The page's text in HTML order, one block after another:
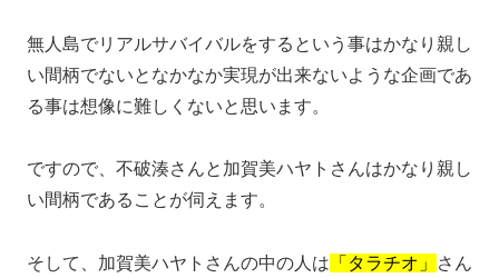
無人島でリアルサバイバルをするという事はかなり親し
い間柄でないとなかなか実現が出来ないような企画であ
る事は想像に難しくないと思います。
ですので、不破湊さんと加賀美ハヤトさんはかなり親し
い間柄であることが伺えます。
そして、加賀美ハヤトさんの中の人は 「タラチオ」
さん